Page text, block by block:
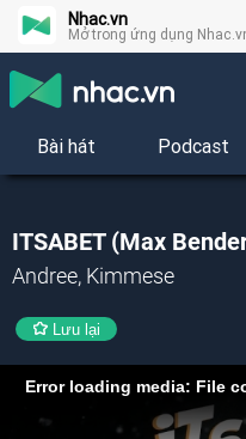
Nhac.vn
Mở trong ứng dụng
Bài hát Podcast
ITSABET (Max
Andree, Kimmese
Lưu lại
Error loading media: File